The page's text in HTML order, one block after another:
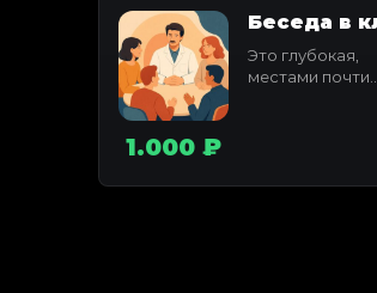
Беседа в
Это глубокая,
местами почти
свое
1.000 ₽